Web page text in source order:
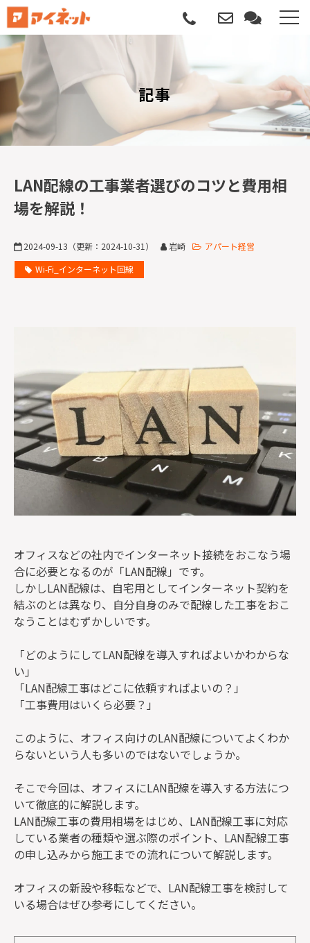
選ばれる理由
導入について
サポートについて
記事
資料請求
記事
LAN配線の工事業者選びのコツと費用相
場を解説！
2024-09-13 （更新： 2024-10-31 ） 岩崎
アパート経営
Wi-Fi_インターネット回線
オフィスなどの社内でインターネット接続をおこなう場
合に必要となるのが「LAN配線」です。
しかしLAN配線は、自宅用としてインターネット契約を
結ぶのとは異なり、自分自身のみで配線した工事をおこ
なうことはむずかしいです。
「どのようにしてLAN配線を導入すればよいかわからな
い」
「LAN配線工事はどこに依頼すればよいの？」
「工事費用はいくら必要？」
このように、オフィス向けのLAN配線についてよくわか
らないという人も多いのではないでしょうか。
そこで今回は、オフィスにLAN配線を導入する方法につ
いて徹底的に解説します。
LAN配線工事の費用相場をはじめ、LAN配線工事に対応
している業者の種類や選ぶ際のポイント、LAN配線工事
の申し込みから施工までの流れについて解説します。
オフィスの新設や移転などで、LAN配線工事を検討して
いる場合はぜひ参考にしてください。